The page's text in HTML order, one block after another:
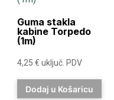
Guma stakla
kabine Torpedo
(1m)
4,25€ uključ. PDV
Dodaj u Košaricu